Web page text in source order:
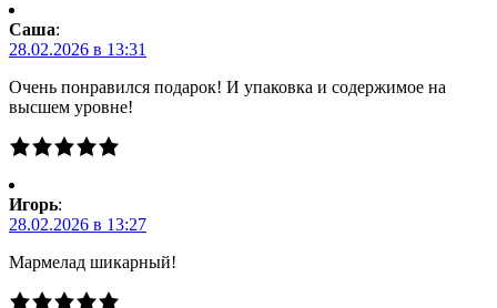
Саша:
28.02.2026 в 13:31
Очень понравился подарок! И упаковка и содержимое на
высшем уровне!
Игорь:
28.02.2026 в 13:27
Мармелад шикарный!